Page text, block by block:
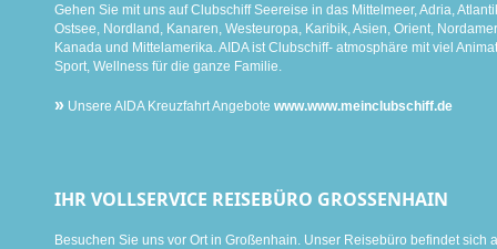
Gehen Sie mit uns auf Clubschiff Seereise in das Mittelmeer, Adria,
Ostsee, Nordland, Kanaren, Westeuropa, Karibik, Asien, Orient,
Kanada und Mittelamerika. AIDA ist Clubschiff- atmosphäre mit viel
Sport, Wellness für die ganze Familie.
» Unsere AIDA Kreuzfahrt Angebote www.www.meinclubschiff.de
IHR VOLLSERVICE REISEBÜRO GROSSENHAIN
Besuchen Sie uns vor Ort in Großenhain. Unser Reisebüro befindet sich